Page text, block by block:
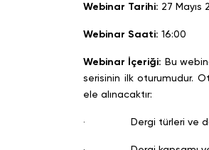
Webinar Tarihi: 27 Mayıs
Webinar Saati: 16:00
Webinar İçeriği: Bu
serisinin ilk oturumudur.
ele alınacaktır:
· Dergi türleri ve